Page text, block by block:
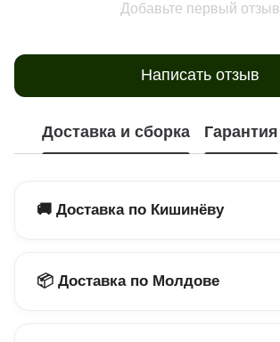
Добавьте первый отзыв
Написать отзыв
Доставка и сборка Гарантия
🚚 Доставка по Кишинёву
📦 Доставка по Молдове